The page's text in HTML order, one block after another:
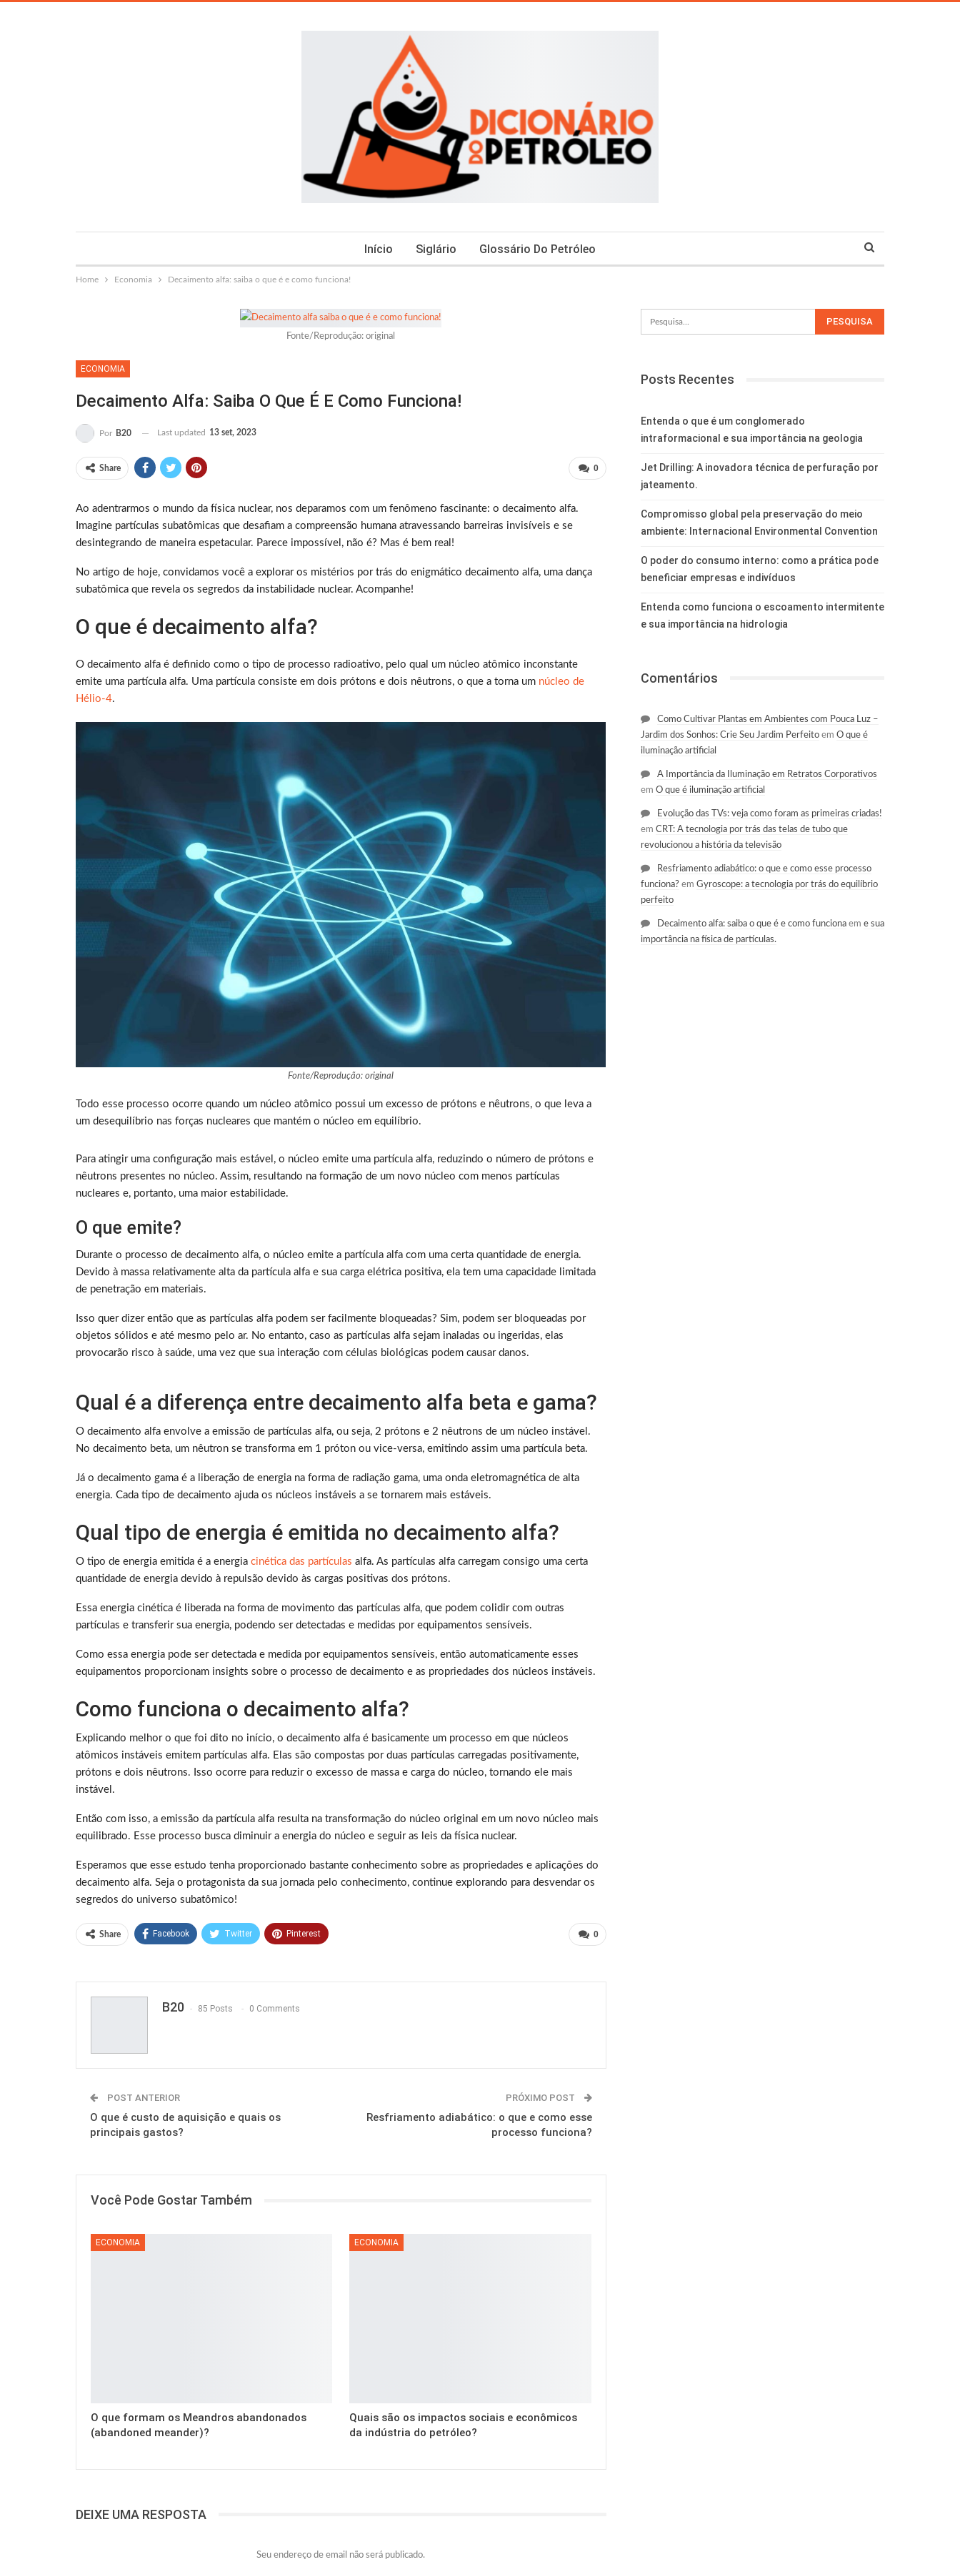
Início Siglário Glossário Do Petróleo
Home Economia Decaimento alfa: saiba o que é e como funciona!
Fonte/Reprodução: original
ECONOMIA
Decaimento Alfa: Saiba O Que É E Como Funciona!
Por B20 Last updated 13 set, 2023
0
Share
Ao adentrarmos o mundo da física nuclear, nos deparamos com um fenômeno fascinante: o decaimento alfa.
Imagine partículas subatômicas que desafiam a compreensão humana atravessando barreiras invisíveis e se
desintegrando de maneira espetacular. Parece impossível, não é? Mas é bem real!
No artigo de hoje, convidamos você a explorar os mistérios por trás do enigmático decaimento alfa, uma dança
subatômica que revela os segredos da instabilidade nuclear. Acompanhe!
O que é decaimento alfa?
O decaimento alfa é definido como o tipo de processo radioativo, pelo qual um núcleo atômico inconstante
emite uma partícula alfa. Uma partícula consiste em dois prótons e dois nêutrons, o que a torna um núcleo de
Hélio-4.
Fonte/Reprodução: original
Todo esse processo ocorre quando um núcleo atômico possui um excesso de prótons e nêutrons, o que leva a
um desequilíbrio nas forças nucleares que mantém o núcleo em equilíbrio.
Para atingir uma configuração mais estável, o núcleo emite uma partícula alfa, reduzindo o número de prótons e
nêutrons presentes no núcleo. Assim, resultando na formação de um novo núcleo com menos partículas
nucleares e, portanto, uma maior estabilidade.
O que emite?
Durante o processo de decaimento alfa, o núcleo emite a partícula alfa com uma certa quantidade de energia.
Devido à massa relativamente alta da partícula alfa e sua carga elétrica positiva, ela tem uma capacidade limitada
de penetração em materiais.
Isso quer dizer então que as partículas alfa podem ser facilmente bloqueadas? Sim, podem ser bloqueadas por
objetos sólidos e até mesmo pelo ar. No entanto, caso as partículas alfa sejam inaladas ou ingeridas, elas
provocarão risco à saúde, uma vez que sua interação com células biológicas podem causar danos.
Qual é a diferença entre decaimento alfa beta e gama?
O decaimento alfa envolve a emissão de partículas alfa, ou seja, 2 prótons e 2 nêutrons de um núcleo instável.
No decaimento beta, um nêutron se transforma em 1 próton ou vice-versa, emitindo assim uma partícula beta.
Já o decaimento gama é a liberação de energia na forma de radiação gama, uma onda eletromagnética de alta
energia. Cada tipo de decaimento ajuda os núcleos instáveis a se tornarem mais estáveis.
Qual tipo de energia é emitida no decaimento alfa?
O tipo de energia emitida é a energia cinética das partículas alfa. As partículas alfa carregam consigo uma certa
quantidade de energia devido à repulsão devido às cargas positivas dos prótons.
Essa energia cinética é liberada na forma de movimento das partículas alfa, que podem colidir com outras
partículas e transferir sua energia, podendo ser detectadas e medidas por equipamentos sensíveis.
Como essa energia pode ser detectada e medida por equipamentos sensíveis, então automaticamente esses
equipamentos proporcionam insights sobre o processo de decaimento e as propriedades dos núcleos instáveis.
Como funciona o decaimento alfa?
Explicando melhor o que foi dito no início, o decaimento alfa é basicamente um processo em que núcleos
atômicos instáveis emitem partículas alfa. Elas são compostas por duas partículas carregadas positivamente,
prótons e dois nêutrons. Isso ocorre para reduzir o excesso de massa e carga do núcleo, tornando ele mais
instável.
Então com isso, a emissão da partícula alfa resulta na transformação do núcleo original em um novo núcleo mais
equilibrado. Esse processo busca diminuir a energia do núcleo e seguir as leis da física nuclear.
Esperamos que esse estudo tenha proporcionado bastante conhecimento sobre as propriedades e aplicações do
decaimento alfa. Seja o protagonista da sua jornada pelo conhecimento, continue explorando para desvendar os
segredos do universo subatômico!
0
Share Facebook Twitter Pinterest
B20 85 Posts 0 Comments
POST ANTERIOR
O que é custo de aquisição e quais os
principais gastos?
PRÓXIMO POST
Resfriamento adiabático: o que e como esse
processo funciona?
Você Pode Gostar Também
ECONOMIA
O que formam os Meandros abandonados
(abandoned meander)?
ECONOMIA
Quais são os impactos sociais e econômicos
da indústria do petróleo?
DEIXE UMA RESPOSTA
Seu endereço de email não será publicado.
Posts Recentes
Entenda o que é um conglomerado
intraformacional e sua importância na geologia
Jet Drilling: A inovadora técnica de perfuração por
jateamento.
Compromisso global pela preservação do meio
ambiente: Internacional Environmental Convention
O poder do consumo interno: como a prática pode
beneficiar empresas e indivíduos
Entenda como funciona o escoamento intermitente
e sua importância na hidrologia
Comentários
Como Cultivar Plantas em Ambientes com Pouca Luz –
Jardim dos Sonhos: Crie Seu Jardim Perfeitoem O que é
iluminação artificial
A Importância da Iluminação em Retratos Corporativos
em O que é iluminação artificial
Evolução das TVs: veja como foram as primeiras criadas!
em CRT: A tecnologia por trás das telas de tubo que
revolucionou a história da televisão
Resfriamento adiabático: o que e como esse processo
funciona?em Gyroscope: a tecnologia por trás do equilíbrio
perfeito
Decaimento alfa: saiba o que é e como funcionaem e sua
importância na física de partículas.